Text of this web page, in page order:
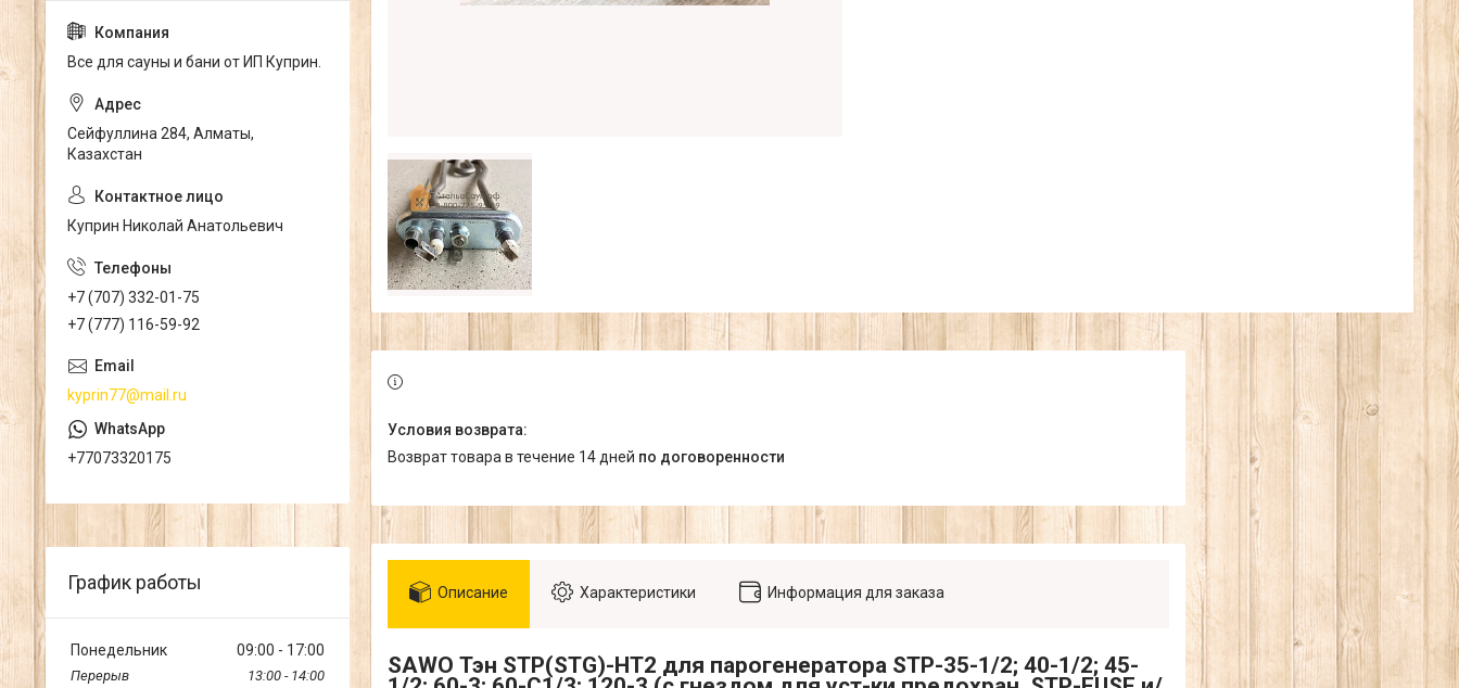
возврат товара в течение 14 дней по договоренности
Описание Характеристики Информация для заказа
SAWO Тэн STP(STG)-HT2 для парогенератора STP-35-1/2; 40-1/2; 45-
Все для сауны и бани от ИП Куприн.
Сейфуллина 284, Алматы,
Казахстан
Куприн Николай Анатольевич
+7 (707) 332-01-75
+7 (777) 116-59-92
kyprin77@mail.ru
+77073320175
График работы
Понедельник 09:00 17:00
13:00 14:00